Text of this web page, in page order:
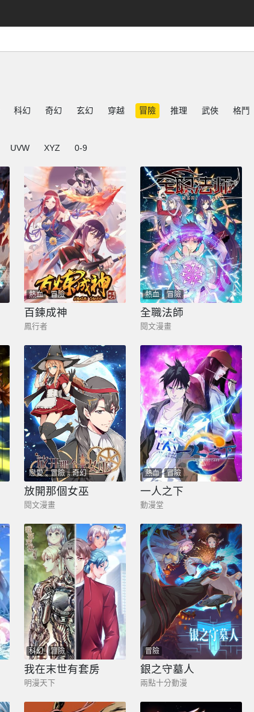
科幻 奇幻 玄幻 穿越 冒險 推理 武俠 格鬥
UVW XYZ 0-9
熱血 冒險
百鍊成神
鳳行者
熱血 冒險
全職法師
閱文漫畫
戀愛 冒險 奇幻
放開那個女巫
閱文漫畫
熱血 冒險
一人之下
動漫堂
科幻 冒險
我在末世有套房
明漫天下
冒險
銀之守墓人
兩點十分動漫